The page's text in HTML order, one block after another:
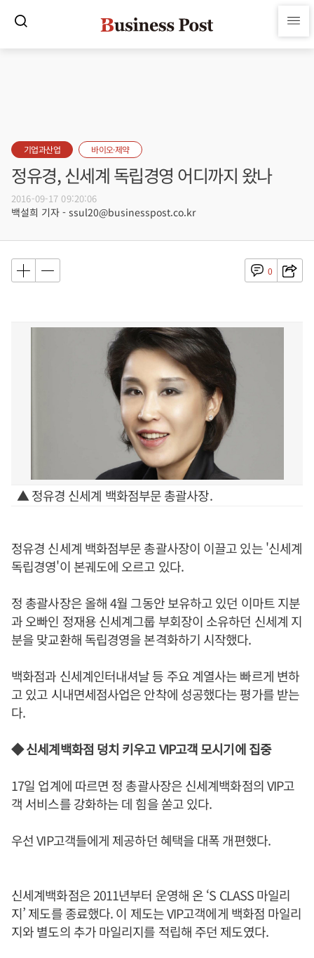
기업과산업 바이오·제약
정유경, 신세계 독립경영 어디까지 왔나
2016-09-17 09:20:06
백설희 기자 - ssul20@businesspost.co.kr
0
▲ 정유경 신세계 백화점부문 총괄사장.
정유경 신세계 백화점부문 총괄사장이 이끌고 있는 '신세계
독립경영'이 본궤도에 오르고 있다.
정 총괄사장은 올해 4월 그동안 보유하고 있던 이마트 지분
과 오빠인 정재용 신세계그룹 부회장이 소유하던 신세계 지
분을 맞교환해 독립경영을 본격화하기 시작했다.
백화점과 신세계인터내셔날 등 주요 계열사는 빠르게 변하
고 있고 시내면세점사업은 안착에 성공했다는 평가를 받는
다.
◆ 신세계백화점 덩치 키우고 VIP고객 모시기에 집중
17일 업계에 따르면 정 총괄사장은 신세계백화점의 VIP고
객 서비스를 강화하는 데 힘을 쏟고 있다.
우선 VIP고객들에게 제공하던 혜택을 대폭 개편했다.
신세계백화점은 2011년부터 운영해 온 ‘S CLASS 마일리
지’ 제도를 종료했다. 이 제도는 VIP고객에게 백화점 마일리
지와 별도의 추가 마일리지를 적립해 주던 제도였다.